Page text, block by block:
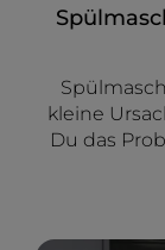
kleine
Du das